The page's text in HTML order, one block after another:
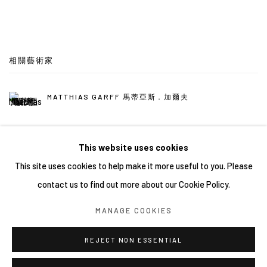
相關藝術家
MATTHIAS GARFF 馬蒂亞斯．加爾夫
COPYRIGHT © 2026 YIRI ARTS, BACK_Y & YIRI JAKARTA.
ALL RIGHTS RESERVED.
This website uses cookies
This site uses cookies to help make it more useful to you. Please
contact us to find out more about our Cookie Policy.
MANAGE COOKIES
REJECT NON ESSENTIAL